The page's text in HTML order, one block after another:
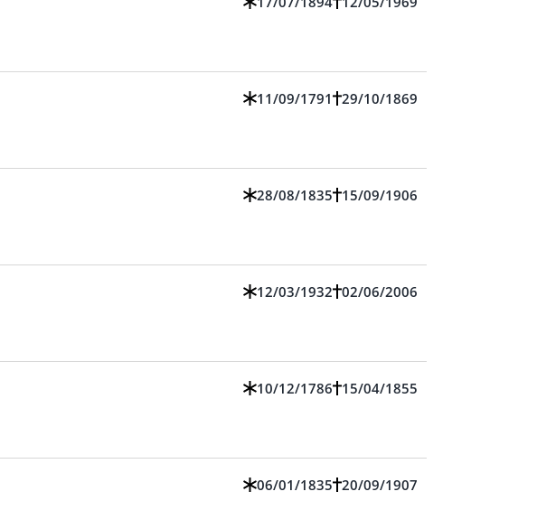
11/09/1791 29/10/1869
28/08/1835 15/09/1906
12/03/1932 02/06/2006
10/12/1786 15/04/1855
06/01/1835 20/09/1907